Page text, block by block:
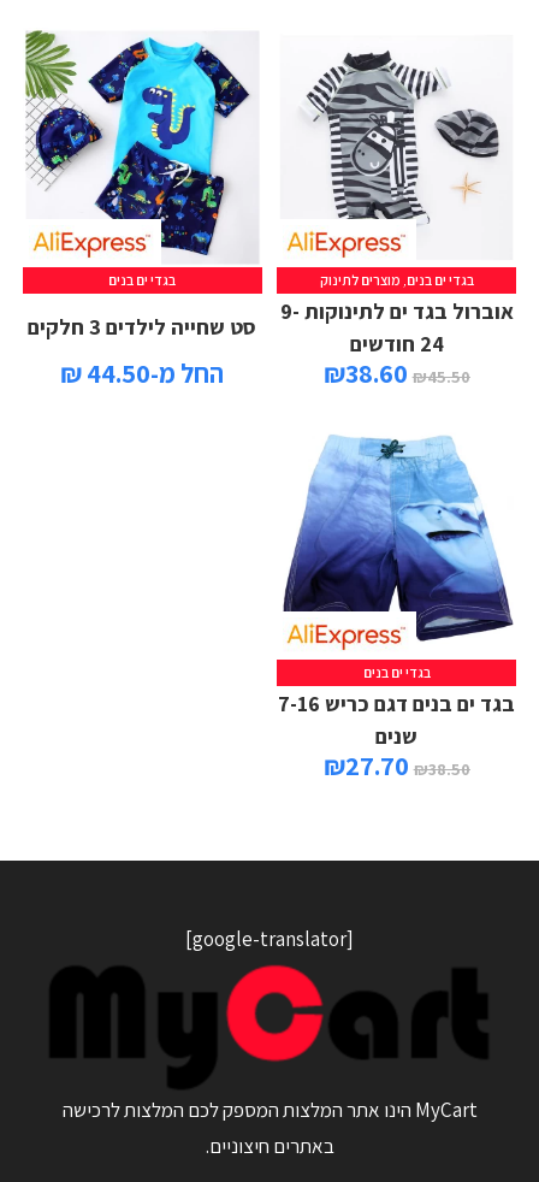
בגדי ים בנים, מוצרים לתינוק
אוברול בגד ים לתינוקות 9-
24 חודשים
₪45.50
₪38.60
בגדי ים בנים
סט שחייה לילדים 3 חלקים
החל מ-44.50 ₪
בגדי ים בנים
בגד ים בנים דגם כריש 7-16
שנים
₪38.50
₪27.70
[google-translator]
MyCart הינו אתר המלצות המספק לכם המלצות לרכישה
באתרים חיצוניים.